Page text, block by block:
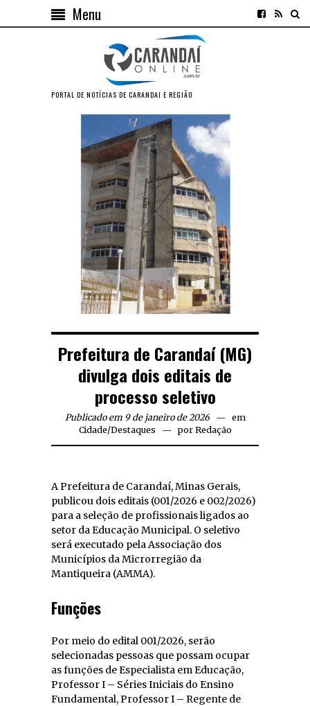
Menu
PORTAL DE NOTÍCIAS DE CARANDAI E REGIÃO
Prefeitura de Carandaí (MG)
divulga dois editais de
processo seletivo
Publicado em 9 de janeiro de 2026
em
Cidade/Destaques por Redação
A Prefeitura de Carandaí, Minas Gerais,
publicou dois editais (001/2026 e 002/2026)
para a seleção de profissionais ligados ao
setor da Educação Municipal. O seletivo
será executado pela Associação dos
Municípios da Microrregião da
Mantiqueira (AMMA).
Funções
Por meio do edital 001/2026, serão
selecionadas pessoas que possam ocupar
as funções de Especialista em Educação,
Professor I – Séries Iniciais do Ensino
Fundamental, Professor I – Regente de